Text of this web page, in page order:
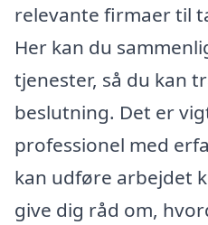
relevante firmaer til
Her kan du
tjenester, så du kan
beslutning. Det er
professionel med
kan udføre arbejdet
give dig råd om,